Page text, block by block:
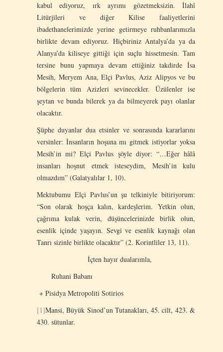
kabul ediyoruz, ırk ayrımı gözetmeksizin. İlahî
Litürjileri ve diğer Kilise faaliyetlerini
ibadethanelerimizde yerine getirmeye ruhbanlarımızla
birlikte devam ediyoruz. Hiçbiriniz Antalya’da ya da
Alanya’da kiliseye gittiği için suçlu hissetmesin. Tam
tersine bunu yapmaya devam ettiğiniz takdirde İsa
Mesih, Meryem Ana, Elçi Pavlus, Aziz Alipyos ve bu
bölgelerin tüm Azizleri sevinecekler. Üzülenler ise
şeytan ve bunda bilerek ya da bilmeyerek payı olanlar
olacaktır.
Şüphe duyanlar dua etsinler ve sonrasında kararlarını
versinler: İnsanların hoşuna mı gitmek istiyorlar yoksa
Mesih’in mi? Elçi Pavlus şöyle diyor: “…Eğer hâlâ
insanları hoşnut etmek isteseydim, Mesih’in kulu
olmazdım” (Galatyalılar 1, 10).
Mektubumu Elçi Pavlus’un şu telkiniyle bitiriyorum:
“Son olarak hoşça kalın, kardeşlerim. Yetkin olun,
çağrıma kulak verin, düşüncelerinizde birlik olun,
esenlik içinde yaşayın. Sevgi ve esenlik kaynağı olan
Tanrı sizinle birlikte olacaktır” (2. Korintliler 13, 11).
İçten hayır dualarımla,
Ruhani Babanı
+ Pisidya Metropoliti Sotirios
[1]Mansi, Büyük Sinod’un Tutanakları, 45. cilt, 423. &
430. sütunlar.